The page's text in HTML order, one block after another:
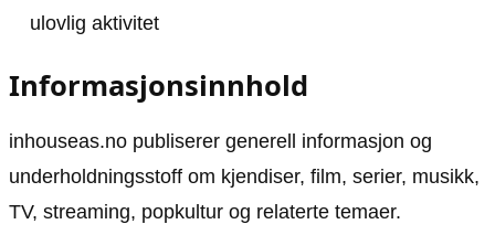
ulovlig aktivitet
Informasjonsinnhold
inhouseas.no publiserer generell informasjon og
underholdningsstoff om kjendiser, film, serier, musikk,
TV, streaming, popkultur og relaterte temaer.